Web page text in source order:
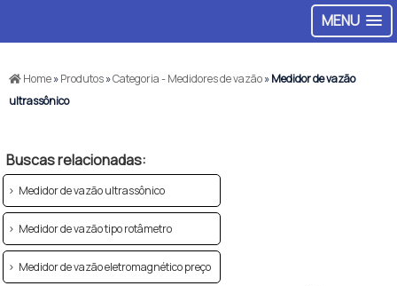
MENU
Home»Produtos»Categoria - Medidores de vazão»Medidor de vazão
ultrassônico
Buscas relacionadas:
Medidor de vazão ultrassônico
Medidor de vazão tipo rotâmetro
Medidor de vazão eletromagnético preço